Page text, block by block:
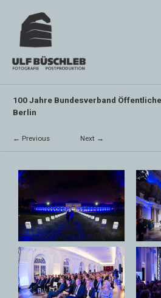
100 Jahre Bundesverband
Berlin
← Previous Next →